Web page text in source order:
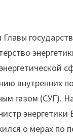
внутренних
газом (СУГ).
энергетики
о мерах по